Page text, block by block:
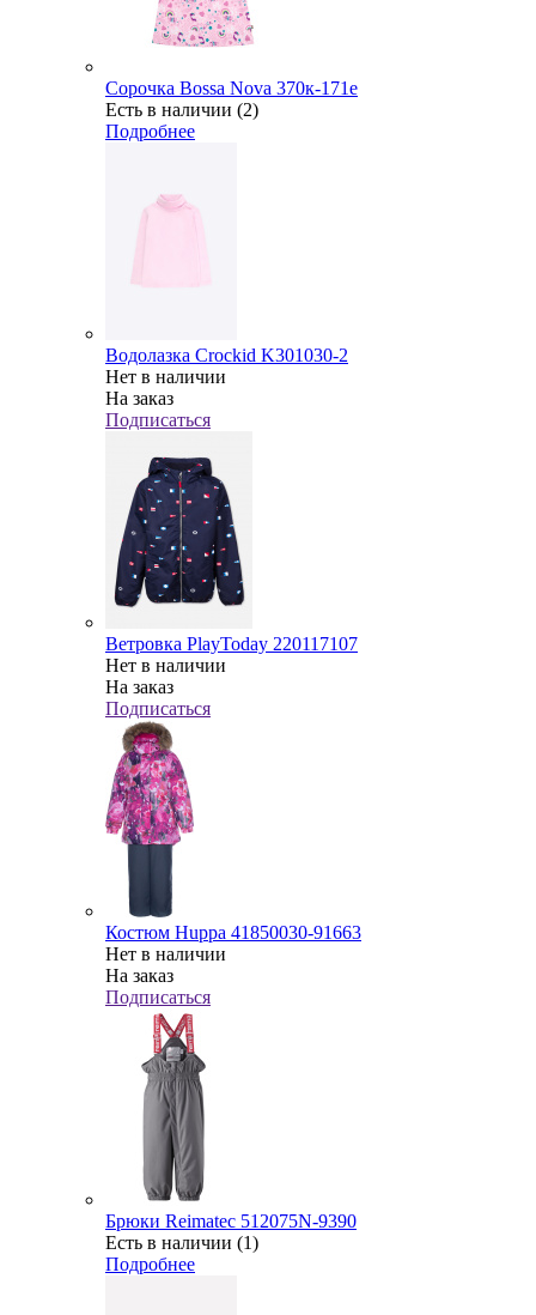
Сорочка Bossa Nova 370к-171е
Есть в наличии (2)
Подробнее
Водолазка Crockid K301030-2
Нет в наличии
На заказ
Подписаться
Ветровка PlayToday 220117107
Нет в наличии
На заказ
Подписаться
Костюм Huppa 41850030-91663
Нет в наличии
На заказ
Подписаться
Брюки Reimatec 512075N-9390
Есть в наличии (1)
Подробнее